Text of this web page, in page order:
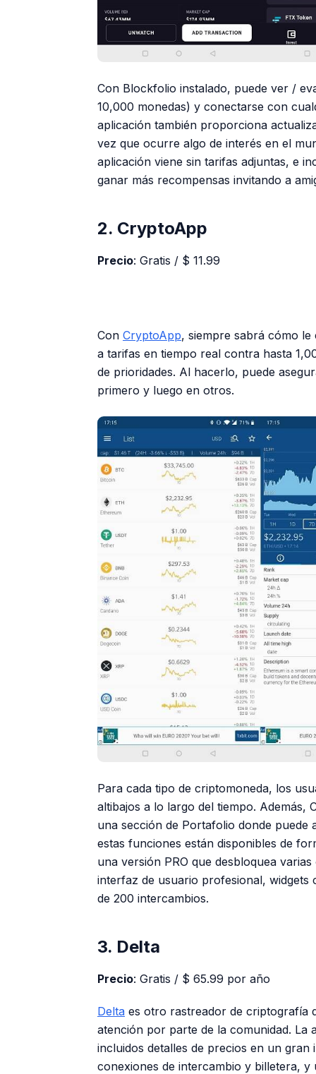
Con Blockfolio instalado, puede ver /
10,000 monedas) y conectarse con
aplicación también proporciona
vez que ocurre algo de interés en el
aplicación viene sin tarifas adjuntas, e
ganar más recompensas invitando a
2. CryptoApp
Precio: Gratis / $ 11.99
Con CryptoApp, siempre sabrá cómo
a tarifas en tiempo real contra hasta
de prioridades. Al hacerlo, puede
primero y luego en otros.
Para cada tipo de criptomoneda, los
altibajos a lo largo del tiempo.
una sección de Portafolio donde puede
estas funciones están disponibles de
una versión PRO que desbloquea
interfaz de usuario profesional, widgets
de 200 intercambios.
3. Delta
Precio: Gratis / $ 65.99 por año
Delta es otro rastreador de criptografía
atención por parte de la comunidad. La
incluidos detalles de precios en un gran
conexiones de intercambio y billetera, y